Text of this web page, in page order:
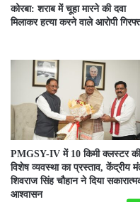
कोरबा: शराब में चूहा मारने की दवा
मिलाकर हत्या करने वाले आरोपी
PMGSY-IV में 10 किमी क्लस्टर की
विशेष व्यवस्था का प्रस्ताव, केंद्रीय
शिवराज सिंह चौहान ने दिया
आश्वासन